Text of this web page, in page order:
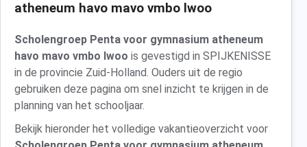
atheneum havo mavo vmbo lwoo
Scholengroep Penta voor gymnasium atheneum
havo mavo vmbo lwoo is gevestigd in SPIJKENISSE
in de provincie Zuid-Holland. Ouders uit de regio
gebruiken deze pagina om snel inzicht te krijgen in de
planning van het schooljaar.
Bekijk hieronder het volledige vakantieoverzicht voor